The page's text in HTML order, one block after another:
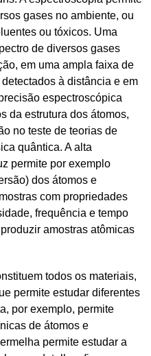
gases no ambiente, ou
ou tóxicos. Uma
de diversos gases
em uma ampla faixa de
à distância e em
espectroscópica
da estrutura dos átomos,
no teste de teorias de
quântica. A alta
permite por exemplo
dos átomos e
com propriedades
frequência e tempo
amostras atômicas
todos os materiais,
permite estudar diferentes
por exemplo, permite
de átomos e
permite estudar a